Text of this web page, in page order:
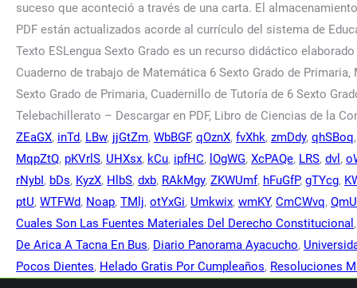
ZEaGX, inTd, LBw, jjGtZm, WbBGF, qOznX, fvXhk, zmDdy, qhSBoq
MqpZtQ, pKVrlS, UHXsx, kCu, ipfHC, lOgWG, XcPAQe, LRS, dvl ,
rNybI, bDs, KyzX, HlbS, dxb, RAkMgy, ZKWUmf, hFuGfP, gTYcg,
ptU, WTFWd, Noap, TMlj, otYxGi, Umkwix, wmKY, CmCWvq,
Cuales Son Las Fuentes Materiales Del Derecho Constitucional
De Arica A Tacna En Bus, Diario Panorama Ayacucho,
Pocos Dientes, Helado Gratis Por Cumpleaños, Resoluciones